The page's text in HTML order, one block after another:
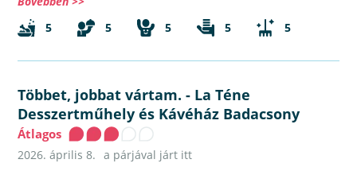
5
5 5 5 5
Többet, jobbat vártam. - La Téne
Desszertműhely és Kávéház Badacsony
Átlagos
2026. április 8. a párjával járt itt